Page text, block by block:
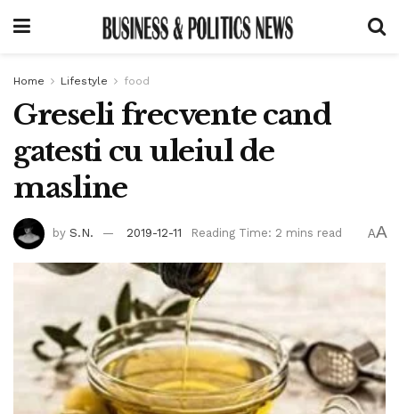
Home Lifestyle food
Greseli frecvente cand
gatesti cu uleiul de
masline
by S.N. 2019-12-11 Reading Time: 2 mins read AA